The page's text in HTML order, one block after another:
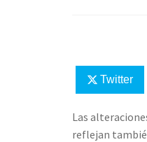
Twitter
Las
reflejan